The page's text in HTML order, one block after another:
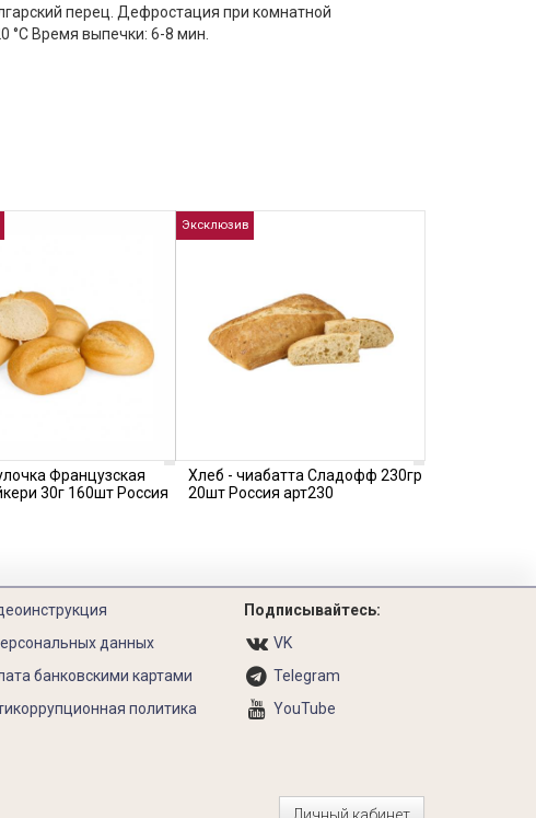
перец. Дефростация при комнатной
°С Время выпечки: 6-8 мин.
Французская
30г 160шт Россия
Эксклюзив
Хлеб - чиабатта Сладофф 230гр
20шт Россия арт230
данных
банковскими картами
политика
Подписывайтесь:
VK
Telegram
YouTube